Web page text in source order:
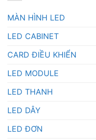
MÀN HÌNH LED
LED CABINET
CARD ĐIỀU KHIỂN
LED MODULE
LED THANH
LED DÂY
LED ĐƠN